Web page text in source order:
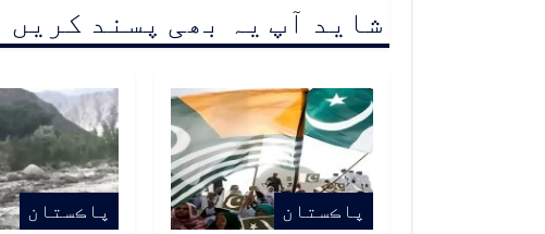
شاید آپ یہ بھی پسند کریں
پاڪستان پاڪستان